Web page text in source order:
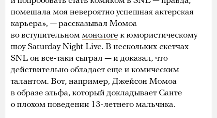
помешала моя невероятно успешная актерская
карьера», — рассказывал Момоа
во вступительном монологе к юмористическому
шоу Saturday Night Live. В нескольких скетчах
SNL он все-таки сыграл — и доказал, что
действительно обладает еще и комическим
талантом. Вот, например, Джейсон Момоа
в образе эльфа, который докладывает Санте
о плохом поведении 13-летнего мальчика.